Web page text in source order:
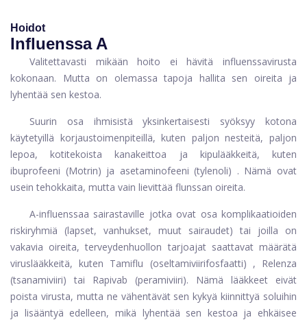
Hoidot
Influenssa A
Valitettavasti mikään hoito ei hävitä influenssavirusta
kokonaan. Mutta on olemassa tapoja hallita sen oireita ja
lyhentää sen kestoa.
Suurin osa ihmisistä yksinkertaisesti syöksyy kotona
käytetyillä korjaustoimenpiteillä, kuten paljon nesteitä, paljon
lepoa, kotitekoista kanakeittoa ja kipulääkkeitä, kuten
ibuprofeeni (Motrin) ja asetaminofeeni (tylenoli) . Nämä ovat
usein tehokkaita, mutta vain lievittää flunssan oireita.
A-influenssaa sairastaville jotka ovat osa komplikaatioiden
riskiryhmiä (lapset, vanhukset, muut sairaudet) tai joilla on
vakavia oireita, terveydenhuollon tarjoajat saattavat määrätä
viruslääkkeitä, kuten Tamiflu (oseltamiviirifosfaatti) , Relenza
(tsanamiviiri)
tai Rapivab (peramiviiri). Nämä lääkkeet eivät
poista virusta, mutta ne vähentävät sen kykyä kiinnittyä soluihin
ja lisääntyä edelleen, mikä lyhentää sen kestoa ja ehkäisee